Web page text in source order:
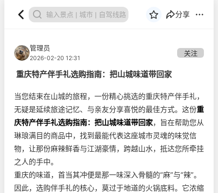
分享
管理员
2026-02-20 12:31
关注
重庆特产伴手礼选购指南：把山城味道带回家
当您结束在山城的旅程，一份精心挑选的重庆特产伴手礼，
无疑是延续旅途记忆、与亲友分享喜悦的最佳方式。这份重
庆特产伴手礼选购指南：把山城味道带回家，旨在帮助您从
琳琅满目的商品中，找到最能代表这座城市灵魂的味觉信
物，让那份麻辣鲜香与江湖豪情，跨越山水，抵达您所牵挂
之人的手中。
重庆的味道，首当其冲便是那一味深入骨髓的“麻”与“辣”。
因此，选购伴手礼的核心，莫过于地道的火锅底料。它浓缩